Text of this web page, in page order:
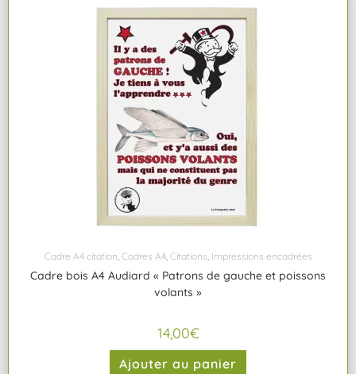
Cadre A4 citation, Cadres A4, Citations, Impressions encadrées
Cadre bois A4 Audiard « Patrons de gauche et poissons
volants »
14,00€
Ajouter au panier